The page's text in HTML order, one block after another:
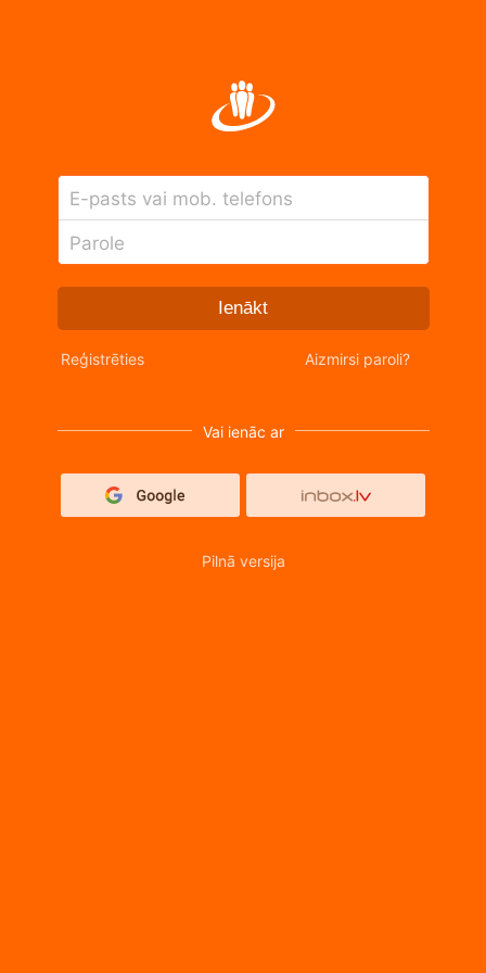
E-pasts vai mob. telefons
Parole
Ienākt
Reģistrēties Aizmirsi paroli?
Vai ienāc ar
Pilnā versija